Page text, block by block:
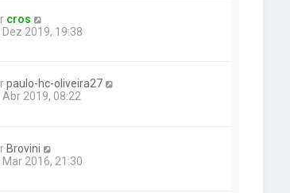
cros
Dez 2019, 19:38
paulo-hc-oliveira27
Abr 2019, 08:22
Brovini
Mar 2016, 21:30